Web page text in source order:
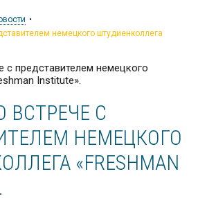
немецкого штудиенколлега
ВСТРЕЧЕ С
НЕМЕЦКОГО
«FRESHMAN